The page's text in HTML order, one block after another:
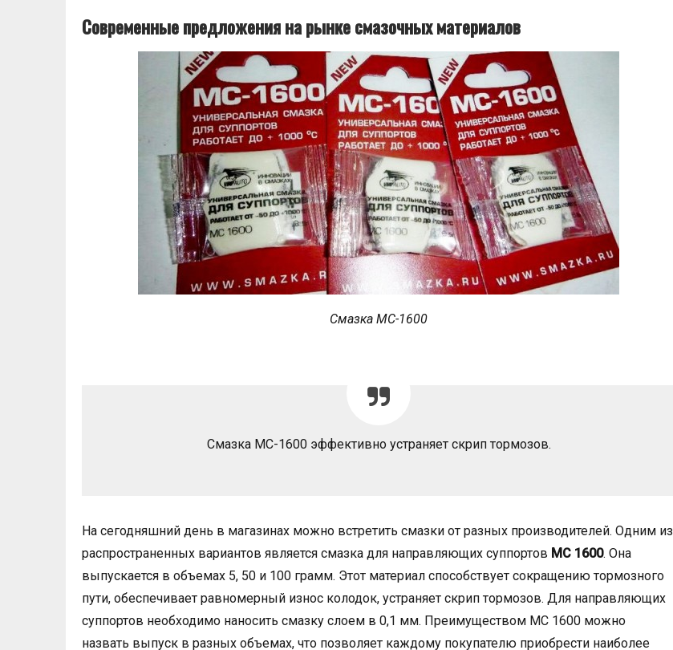
Современные предложения на рынке смазочных материалов
Смазка МС-1600
Смазка МС-1600 эффективно устраняет скрип тормозов.
На сегодняшний день в магазинах можно встретить смазки от разных производителей. Одним из
распространенных вариантов является смазка для направляющих суппортов МС 1600. Она
выпускается в объемах 5, 50 и 100 грамм. Этот материал способствует сокращению тормозного
пути, обеспечивает равномерный износ колодок, устраняет скрип тормозов. Для направляющих
суппортов необходимо наносить смазку слоем в 0,1 мм. Преимуществом МС 1600 можно
назвать выпуск в разных объемах, что позволяет каждому покупателю приобрести наиболее